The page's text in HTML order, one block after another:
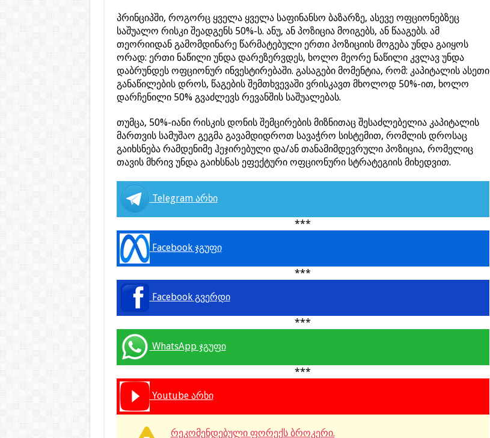
პრინციპში, როგორც ყველა ყველა საფინანსო ბაზარზე, ასევე ოფციონებზეც
საშუალო რისკი შეადგენს 50%-ს. ანუ, ან პოზიცია მოიგებს, ან წააგებს. ამ
თეორიიდან გამომდინარე წარმატებული ერთი პოზიციის მოგება უნდა გაიყოს
ორად: ერთი ნაწილი უნდა დარეზერვდეს, ხოლო მეორე ნაწილი კვლავ უნდა
დაბრუნდეს ოფციონურ ინვესტირებაში. გასაგები მომენტია, რომ: კაპიტალის ასეთი
განაწილების დროს, წაგების შემთხვევაში ვრისკავთ მხოლოდ 50%-ით, ხოლო
დარჩენილი 50% გვაძლევს რევანშის საშუალებას.
თუმცა, 50%-იანი რისკის დონის შემცირების მიზნითაც შესაძლებელია კაპიტალის
მართვის სამუშაო გეგმა გავამდიდროთ სავაჭრო სისტემით, რომლის დროსაც
გაიხსნება რამდენიმე ჰეჯირებული და/ან თანამიმდევრული პოზიცია, რომელიც
თავის მხრივ უნდა გაიხსნას ეფექტური ოფციონური სტრატეგიის მიხედვით.
Telegram არხი
***
Facebook ჯგუფი
***
Facebook გვერდი
***
WhatsApp ჯგუფი
***
Youtube არხი
რეკომენდებული ფორექს ბროკერი.